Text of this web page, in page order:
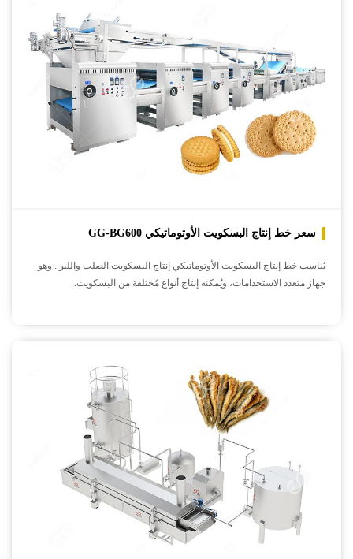
سعر خط إنتاج البسكويت الأوتوماتيكي GG-BG600
يُناسب خط إنتاج البسكويت الأوتوماتيكي إنتاج البسكويت الصلب واللين. وهو
جهاز متعدد الاستخدامات، ويُمكنه إنتاج أنواع مُختلفة من البسكويت.